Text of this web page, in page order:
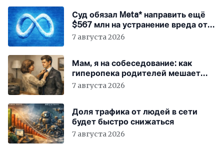
Суд обязал Meta* направить ещё
$567 млн на устранение вреда от
соцсетей
7 августа 2026
Мам, я на собеседование: как
гиперопека родителей мешает
«зумерам» устроиться в компанию
7 августа 2026
Доля трафика от людей в сети
будет быстро снижаться
7 августа 2026